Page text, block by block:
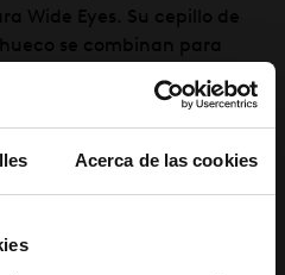
Acerca de las cookies
Wide Eyes. Su cepillo de
se combinan para
jazmín envuelve cada
larga duración. Desliza
una dosis diaria de
y que te harán sentir